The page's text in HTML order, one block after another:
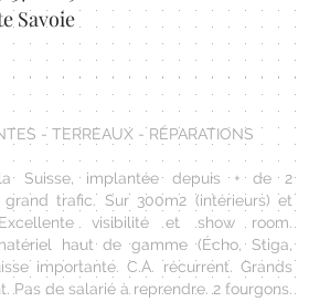
Savoie
- TERREAUX - RÉPARATIONS
Suisse, implantée depuis + de 2
trafic. Sur 300m2 (intérieurs) et
visibilité et show room.
haut de gamme (Écho, Stiga,
importante. C.A. récurrent. Grands
Pas de salarié à reprendre. 2 fourgons.